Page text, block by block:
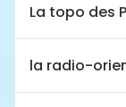
La topo des
la radio-